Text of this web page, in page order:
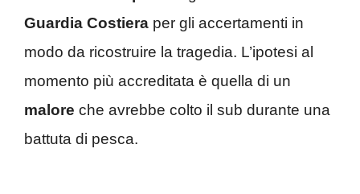
Guardia Costiera per gli accertamenti in
modo da ricostruire la tragedia. L’ipotesi al
momento più accreditata è quella di un
malore che avrebbe colto il sub durante una
battuta di pesca.